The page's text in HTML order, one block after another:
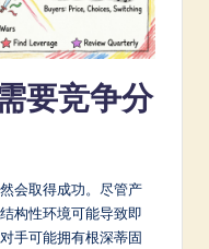
要竞争分
会取得成功。尽管产
构性环境可能导致即
手可能拥有根深蒂固